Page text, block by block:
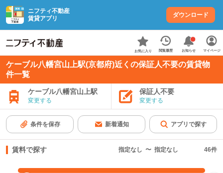
ニフティ不動産
賃貸アプリ
ダウンロード
お気に入り 閲覧履歴 お知らせ マイページ
ケーブル八幡宮山上駅(京都府)近くの保証人不要の賃貸物
件一覧
ケーブル八幡宮山上駅
変更する
保証人不要
変更する
条件を保存 新着通知 アプリで探す
賃料で探す 指定なし 〜 指定なし 46件